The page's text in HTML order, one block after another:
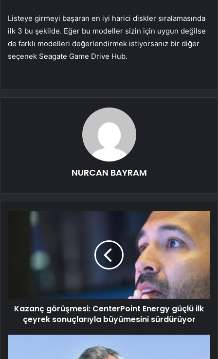
Listeye girmeyi başaran en iyi harici diskler sıralamasında
ilk 3 bu şekilde. Eğer bu modeller sizin için uygun değilse
de farklı modelleri değerlendirmek istiyorsanız bir diğer
seçenek Seagate Game Drive Hub.
NURCAN BAYRAM
Kazanç görüşmesi: CenterPoint Energy güçlü ilk
çeyrek sonuçlarıyla büyümesini sürdürüyor